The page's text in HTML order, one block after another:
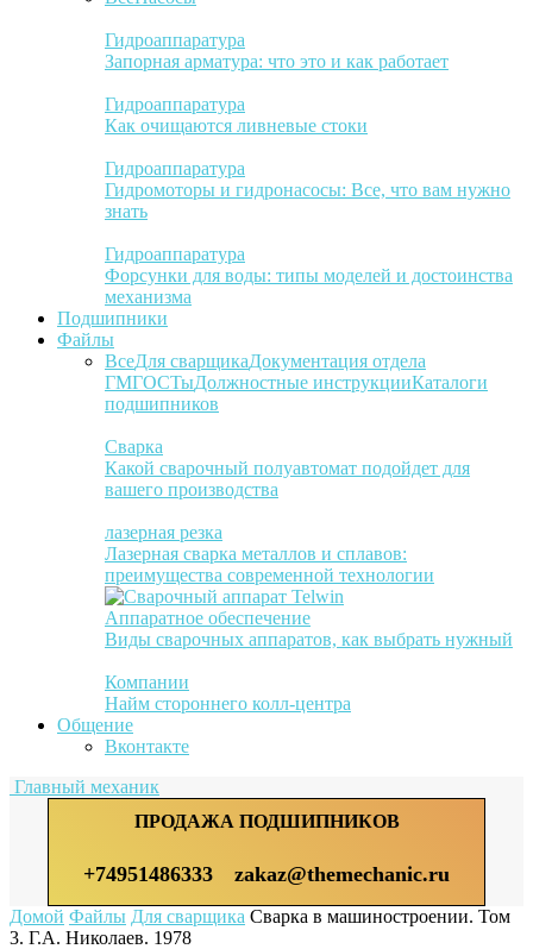
Гидроаппаратура
Запорная арматура: что это и как работает
Гидроаппаратура
Как очищаются ливневые стоки
Гидроаппаратура
Гидромоторы и гидронасосы: Все, что вам нужно
знать
Гидроаппаратура
Форсунки для воды: типы моделей и достоинства
механизма
Подшипники
Файлы
ВсеДля сварщикаДокументация отдела
ГМГОСТыДолжностные инструкцииКаталоги
подшипников
Сварка
Какой сварочный полуавтомат подойдет для
вашего производства
лазерная резка
Лазерная сварка металлов и сплавов:
преимущества современной технологии
Аппаратное обеспечение
Виды сварочных аппаратов, как выбрать нужный
Компании
Найм стороннего колл-центра
Общение
Вконтакте
Главный механик
ПРОДАЖА ПОДШИПНИКОВ
+74951486333 zakaz@themechanic.ru
Домой Файлы Для сварщика Сварка в машиностроении. Том
3. Г.А. Николаев. 1978